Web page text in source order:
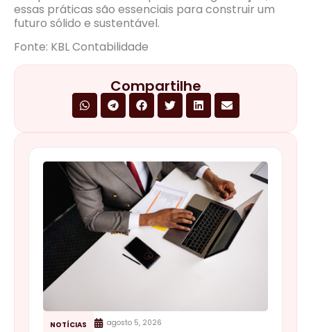
NOTÍCIAS agosto 5, 2026
essas práticas são essenciais para construir um
futuro sólido e sustentável.
Fonte: KBL Contabilidade
Compartilhe